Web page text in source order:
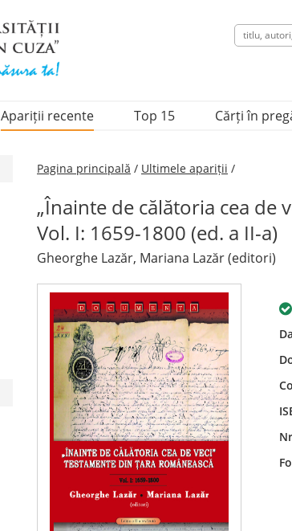
Apariții recente Top 15 Cărți în
Pagina principală / Ultimele apariții /
„Înainte de călătoria cea de
Vol. I: 1659-1800 (ed. a II-a)
Gheorghe Lazăr, Mariana Lazăr (editori)